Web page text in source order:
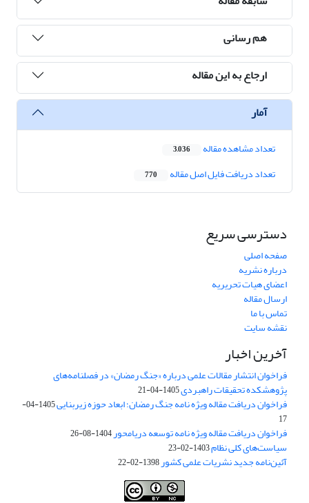
هم رسانی
ارجاع به این مقاله
آمار
تعداد مشاهده مقاله 3,036
تعداد دریافت فایل اصل مقاله 770
دسترسی سریع
صفحه اصلی
درباره نشریه
اعضای هیات تحریریه
ارسال مقاله
تماس با ما
نقشه سایت
آخرین اخبار
فراخوان انتشار مقالات علمی درباره «جنگ رمضان» در فصلنامه‌های
پژوهشکده تحقیقات راهبردی1405-04-21
فراخوان دریافت مقاله ویژه نامه جنگ رمضان؛ ابعاد حوزه زیربنایی
1405-04-
17
فراخوان دریافت مقاله ویژه نامه توسعه دریامحور1404-08-26
سیاست‌های کلی نظام1403-02-23
آئین‌نامه جدید نشریات علمی کشور1398-02-22